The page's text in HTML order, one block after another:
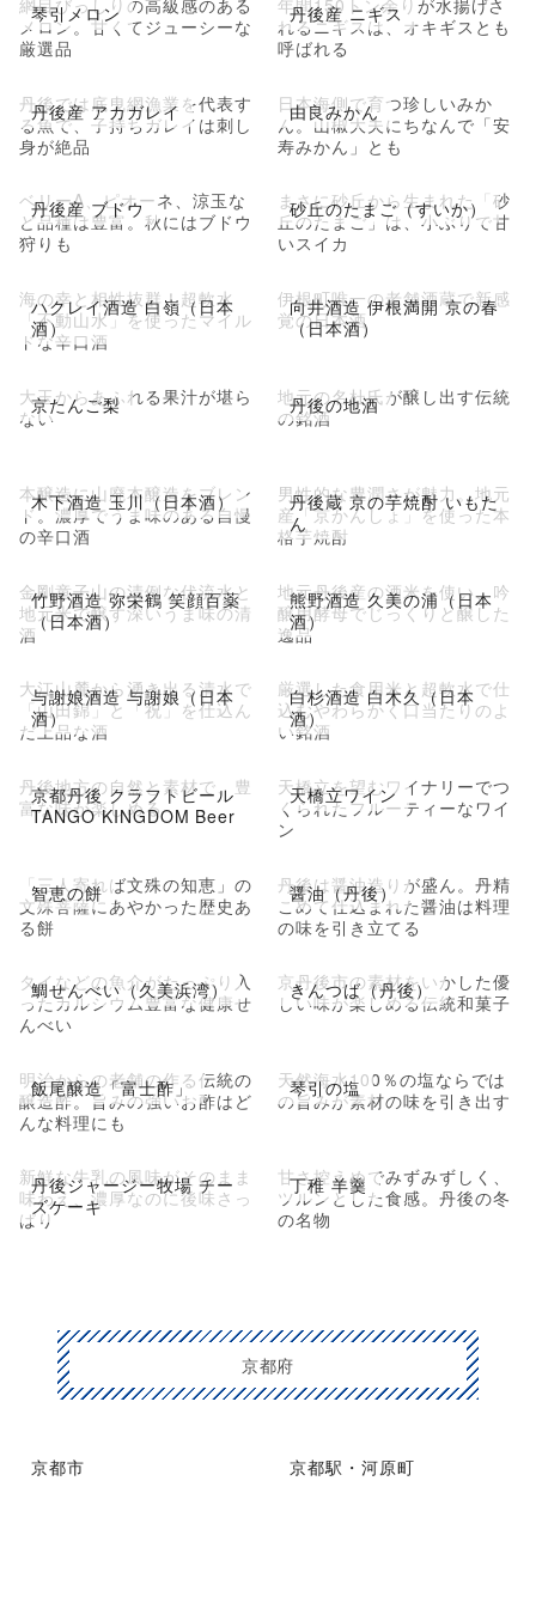
琴引メロン
網目びっしりの高級感のある
メロン。甘くてジューシーな
厳選品
丹後産 ニギス
年間150トン余りが水揚げさ
れるニギスは、オキギスとも
呼ばれる
丹後産 アカガレイ
丹後では底曳網漁業を代表す
る魚で、子持ちガレイは刺し
身が絶品
由良みかん
日本海側で育つ珍しいみか
ん。山椒大夫にちなんで「安
寿みかん」とも
丹後産 ブドウ
ベリーA、ピオーネ、涼玉な
ど品種は豊富。秋にはブドウ
狩りも
砂丘のたまご（すいか）
まさに砂丘から生まれた「砂
丘のたまご」は、小ぶりで甘
いスイカ
ハクレイ酒造 白嶺（日本
酒）
海の幸と相性抜群！超軟水
「不動山水」を使ったマイル
ドな辛口酒
向井酒造 伊根満開 京の春
（日本酒）
伊根町唯一の老舗酒蔵で新感
覚の日本酒
京たんご梨
大玉からあふれる果汁が堪ら
ない
丹後の地酒
地元の名杜氏が醸し出す伝統
の銘酒
木下酒造 玉川（日本酒）
本醸造に山廃本醸造をブレン
ド。濃厚でうま味のある自慢
の辛口酒
丹後蔵 京の芋焼酎 いもた
ん
男性的な豊潤さが魅力。地元
産「京かんしょ」を使った本
格芋焼酎
竹野酒造 弥栄鶴 笑顔百薬
（日本酒）
金剛童子山の清例な伏流水と
地元米で醸す深いうま味の清
酒
熊野酒造 久美の浦（日本
酒）
地元丹後産の酒米を使い、吟
醸用酵母でじっくりと醸した
逸品
与謝娘酒造 与謝娘（日本
酒）
大江山麓から湧き出る清水で
「山田錦」と「祝」を仕込ん
だ上品な酒
白杉酒造 白木久（日本
酒）
厳選した食用米と超軟水で仕
込むやわらかく口当たりのよ
い銘酒
京都丹後 クラフトビール
TANGO KINGDOM Beer
丹後地方の自然と素材で、豊
富な味が楽しめる
天橋立ワイン
天橋立を望むワイナリーでつ
くられたフルーティーなワイ
ン
智恵の餅
「三人寄れば文殊の知恵」の
文殊菩薩にあやかった歴史あ
る餅
醤油（丹後）
丹後は醤油造りが盛ん。丹精
こめて仕込まれた醤油は料理
の味を引き立てる
鯛せんべい（久美浜湾）
タイなどの魚介がたっぷり入
ったカルシウム豊富な健康せ
んべい
きんつば（丹後）
京丹後市の素材をいかした優
しい味が楽しめる伝統和菓子
飯尾醸造「富士酢」
明治からの老舗の作る伝統の
醸造酢。旨みの強いお酢はど
んな料理にも
琴引の塩
天然海水100％の塩ならでは
の旨みが素材の味を引き出す
丹後ジャージー牧場 チー
ズケーキ
新鮮な牛乳の風味がそのまま
味わえ、濃厚なのに後味さっ
ぱり
丁稚 羊羹
甘さ控えめでみずみずしく、
ツルンとした食感。丹後の冬
の名物
京都府
京都市 京都駅・河原町